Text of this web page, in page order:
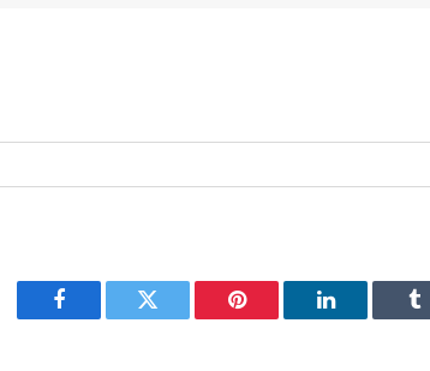
Facebook Twitter Pinterest LinkedIn